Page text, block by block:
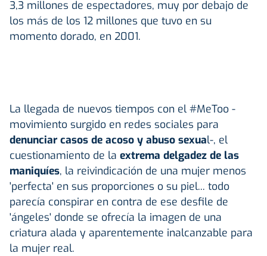
3,3 millones de espectadores, muy por debajo de
los más de los 12 millones que tuvo en su
momento dorado, en 2001.
La llegada de nuevos tiempos con el #MeToo -
movimiento surgido en redes sociales para
denunciar casos de acoso y abuso sexual-, el
cuestionamiento de la extrema delgadez de las
maniquíes, la reivindicación de una mujer menos
'perfecta' en sus proporciones o su piel... todo
parecía conspirar en contra de ese desfile de
'ángeles' donde se ofrecía la imagen de una
criatura alada y aparentemente inalcanzable para
la mujer real.